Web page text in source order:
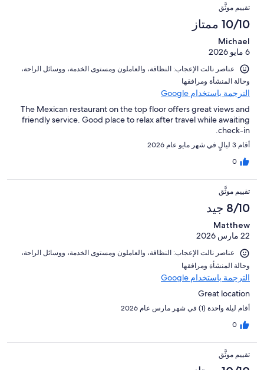
تقييم موثَّق
10/10 ممتاز
Michael
6 مايو 2026
عناصر نالت الإعجاب: ⁦النظافة⁩، و⁦العاملون ومستوى الخدمة⁩، و⁦وسائل الراحة⁩،
و⁦حالة المنشأة ومرافقها⁩
الترجمة باستخدام Google
The Mexican restaurant on the top floor offers great views and
friendly service. Good place to relax after travel while awaiting
check-in.
أقام 3 ليالٍ في شهر مايو عام 2026
0
تقييم موثَّق
8/10 جيد
Matthew
22 مارس 2026
عناصر نالت الإعجاب: ⁦النظافة⁩، و⁦العاملون ومستوى الخدمة⁩، و⁦وسائل الراحة⁩،
و⁦حالة المنشأة ومرافقها⁩
الترجمة باستخدام Google
Great location
أقام ليلة واحدة (1) في شهر مارس عام 2026
0
تقييم موثَّق